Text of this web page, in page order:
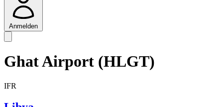
Anmelden
Ghat Airport (HLGT)
IFR